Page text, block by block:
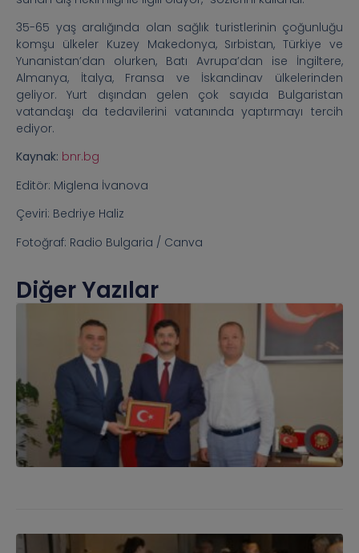
35-65 yaş aralığında olan sağlık turistlerinin çoğunluğu
komşu ülkeler Kuzey Makedonya, Sırbistan, Türkiye ve
Yunanistan’dan olurken, Batı Avrupa’dan ise İngiltere,
Almanya, İtalya, Fransa ve İskandinav ülkelerinden
geliyor. Yurt dışından gelen çok sayıda Bulgaristan
vatandaşı da tedavilerini vatanında yaptırmayı tercih
ediyor.
Kaynak: bnr.bg
Editör: Miglena İvanova
Çeviri: Bedriye Haliz
Fotoğraf: Radio Bulgaria / Canva
Diğer Yazılar